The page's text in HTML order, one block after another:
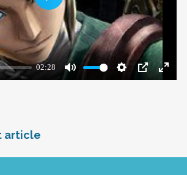
article